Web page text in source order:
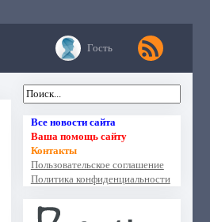
Гость
Все новости сайта
Ваша помощь сайту
Контакты
Пользовательское соглашение
Политика конфиденциальности